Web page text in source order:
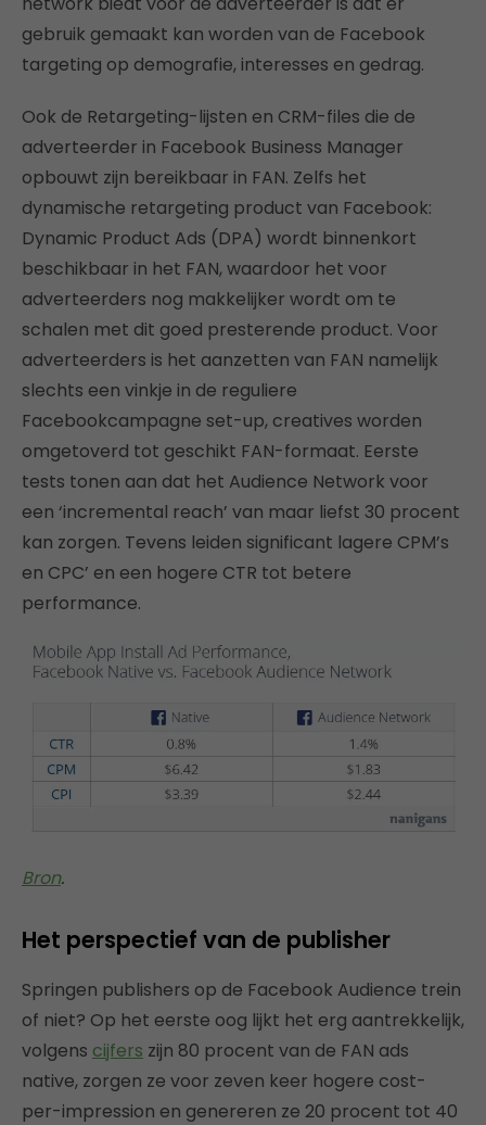
gebruik gemaakt kan worden van de Facebook
targeting op demografie, interesses en gedrag.
Ook de Retargeting-lijsten en CRM-files die de
adverteerder in Facebook Business Manager
opbouwt zijn bereikbaar in FAN. Zelfs het
dynamische retargeting product van Facebook:
Dynamic Product Ads (DPA) wordt binnenkort
beschikbaar in het FAN, waardoor het voor
adverteerders nog makkelijker wordt om te
schalen met dit goed presterende product. Voor
adverteerders is het aanzetten van FAN namelijk
slechts een vinkje in de reguliere
Facebookcampagne set-up, creatives worden
omgetoverd tot geschikt FAN-formaat. Eerste
tests tonen aan dat het Audience Network voor
een ‘incremental reach’ van maar liefst 30 procent
kan zorgen. Tevens leiden significant lagere CPM’s
en CPC’ en een hogere CTR tot betere
performance.
Bron.
Het perspectief van de publisher
Springen publishers op de Facebook Audience trein
of niet? Op het eerste oog lijkt het erg aantrekkelijk,
volgens cijfers zijn 80 procent van de FAN ads
native, zorgen ze voor zeven keer hogere cost-
per-impression en genereren ze 20 procent tot 40